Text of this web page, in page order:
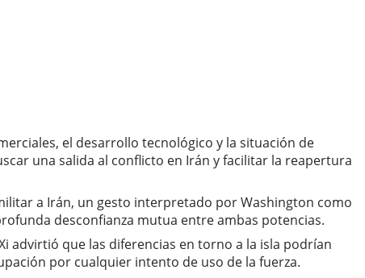
el desarrollo tecnológico y la situación de
una salida al conflicto en Irán y facilitar la reapertura
a Irán, un gesto interpretado por Washington como
desconfianza mutua entre ambas potencias.
advirtió que las diferencias en torno a la isla podrían
por cualquier intento de uso de la fuerza.